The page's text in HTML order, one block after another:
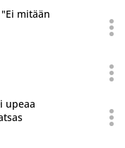
eri lähteessä.
mitään
upeaa